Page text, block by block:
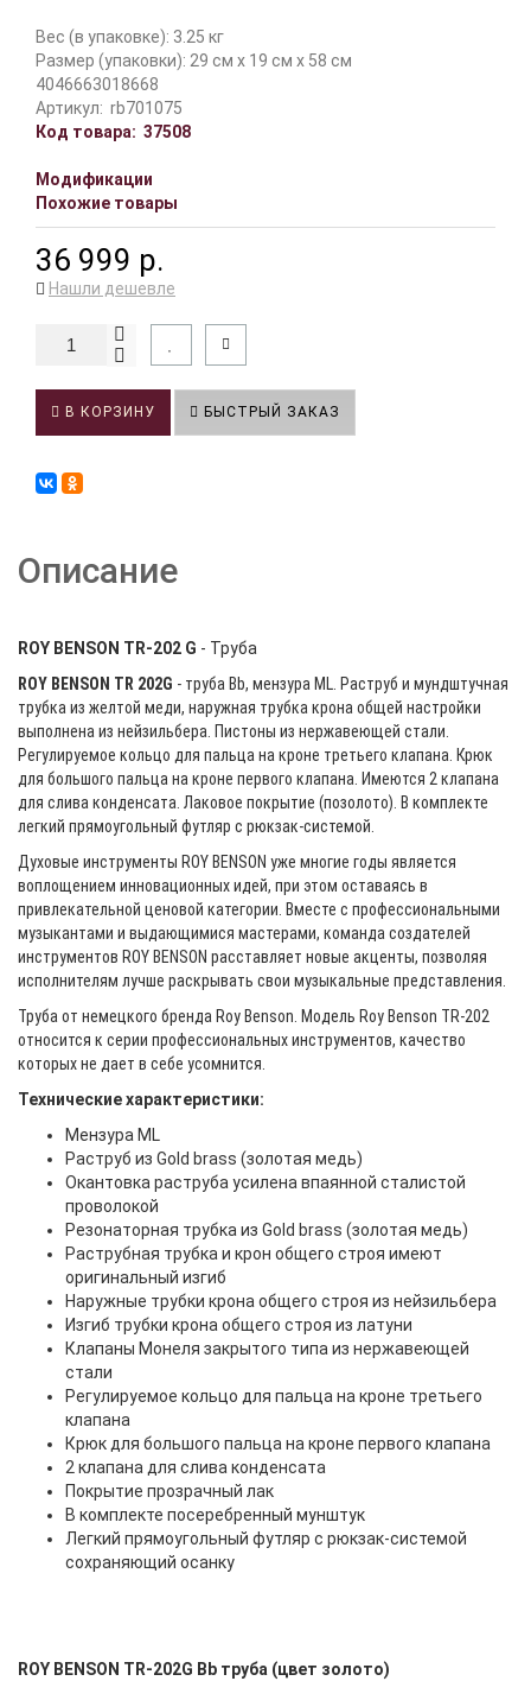
Вес (в упаковке): 3.25 кг
Размер (упаковки): 29 см x 19 см x 58 см
4046663018668
Артикул: rb701075
Код товара: 37508
Модификации
Похожие товары
36 999 р.
Нашли дешевле
В КОРЗИНУ БЫСТРЫЙ ЗАКАЗ
Описание
ROY BENSON TR-202 G - Труба
ROY BENSON TR 202G - труба Bb, мензура ML. Раструб и мундштучная
трубка из желтой меди, наружная трубка крона общей настройки
выполнена из нейзильбера. Пистоны из нержавеющей стали.
Регулируемое кольцо для пальца на кроне третьего клапана. Крюк
для большого пальца на кроне первого клапана. Имеются 2 клапана
для слива конденсата. Лаковое покрытие (позолото). В комплекте
легкий прямоугольный футляр с рюкзак-системой.
Духовые инструменты ROY BENSON уже многие годы является
воплощением инновационных идей, при этом оставаясь в
привлекательной ценовой категории. Вместе с профессиональными
музыкантами и выдающимися мастерами, команда создателей
инструментов ROY BENSON расставляет новые акценты, позволяя
исполнителям лучше раскрывать свои музыкальные представления.
Труба от немецкого бренда Roy Benson. Модель Roy Benson TR-202
относится к серии профессиональных инструментов, качество
которых не дает в себе усомнится.
Технические характеристики:
Мензура ML
Раструб из Gold brass (золотая медь)
Окантовка раструба усилена впаянной сталистой
проволокой
Резонаторная трубка из Gold brass (золотая медь)
Раструбная трубка и крон общего строя имеют
оригинальный изгиб
Наружные трубки крона общего строя из нейзильбера
Изгиб трубки крона общего строя из латуни
Клапаны Монеля закрытого типа из нержавеющей
стали
Регулируемое кольцо для пальца на кроне третьего
клапана
Крюк для большого пальца на кроне первого клапана
2 клапана для слива конденсата
Покрытие прозрачный лак
В комплекте посеребренный мунштук
Легкий прямоугольный футляр с рюкзак-системой
сохраняющий осанку
ROY BENSON TR-202G Bb труба (цвет золото)